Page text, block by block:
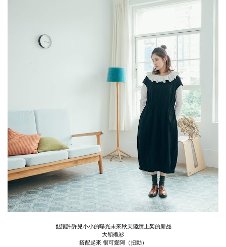
也讓許許兒小小的曝光未來秋天陸續上架的新品
大領襯衫
搭配起來 很可愛阿（扭動）